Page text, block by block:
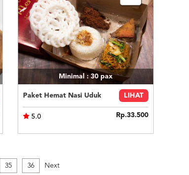
Minimal : 30 pax
Paket Hemat Nasi Uduk LIHAT
5.0 Rp.33.500
35 36 Next